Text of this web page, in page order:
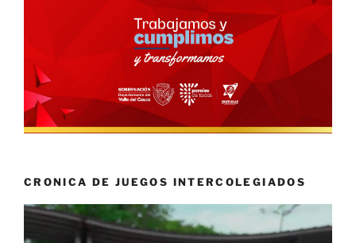
CRONICA DE JUEGOS INTERCOLEGIADOS
Reproductor